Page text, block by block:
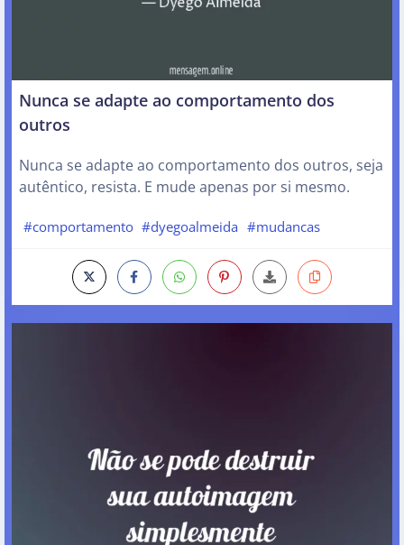
Nunca se adapte ao comportamento dos
outros
Nunca se adapte ao comportamento dos outros, seja
autêntico, resista. E mude apenas por si mesmo.
#comportamento #dyegoalmeida #mudancas